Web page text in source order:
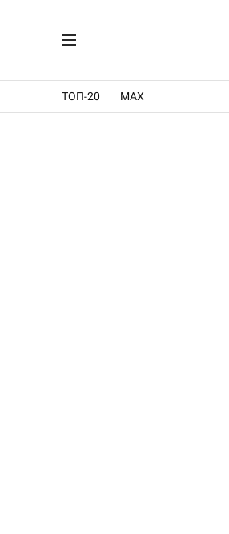
ТОП-20 MAX